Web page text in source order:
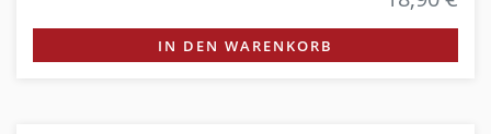
IN DEN WARENKORB